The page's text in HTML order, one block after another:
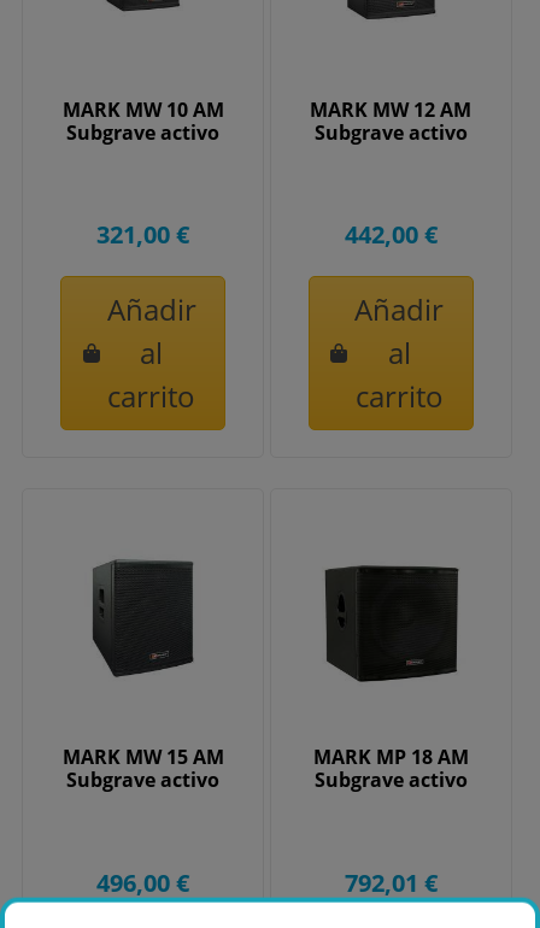
MARK MW 10 AM
Subgrave activo
321,00 €
Añadir
al
carrito
MARK MW 12 AM
Subgrave activo
442,00 €
Añadir
al
carrito
MARK MW 15 AM
Subgrave activo
496,00 €
MARK MP 18 AM
Subgrave activo
792,01 €